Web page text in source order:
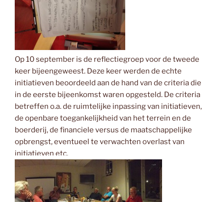
Op 10 september is de reflectiegroep voor de tweede
keer bijeengeweest. Deze keer werden de echte
initiatieven beoordeeld aan de hand van de criteria die
in de eerste bijeenkomst waren opgesteld. De criteria
betreffen o.a. de ruimtelijke inpassing van initiatieven,
de openbare toegankelijkheid van het terrein en de
boerderij, de financiele versus de maatschappelijke
opbrengst, eventueel te verwachten overlast van
initiatieven etc.